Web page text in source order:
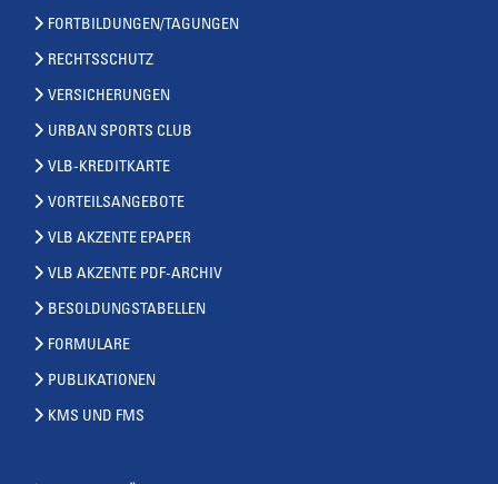
FORTBILDUNGEN/TAGUNGEN
RECHTSSCHUTZ
VERSICHERUNGEN
URBAN SPORTS CLUB
VLB-KREDITKARTE
VORTEILSANGEBOTE
VLB AKZENTE EPAPER
VLB AKZENTE PDF-ARCHIV
BESOLDUNGSTABELLEN
FORMULARE
PUBLIKATIONEN
KMS UND FMS